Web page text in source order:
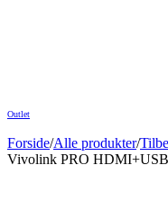
Outlet
Forside/Alle produkter/
Vivolink PRO